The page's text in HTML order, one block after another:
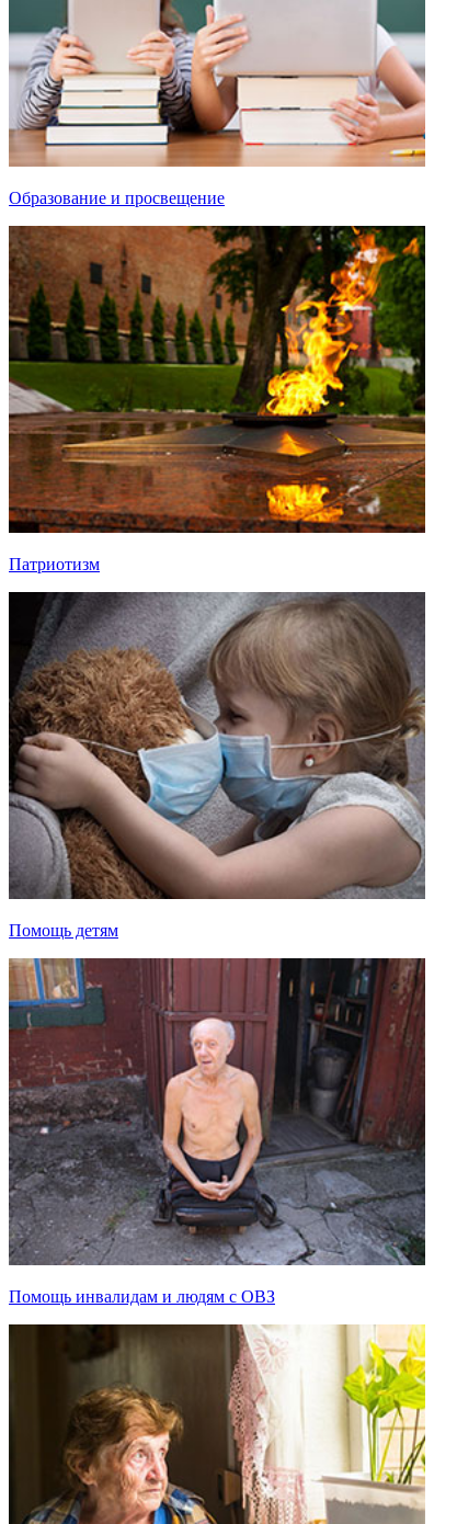
Образование и просвещение
Патриотизм
Помощь детям
Помощь инвалидам и людям с ОВЗ